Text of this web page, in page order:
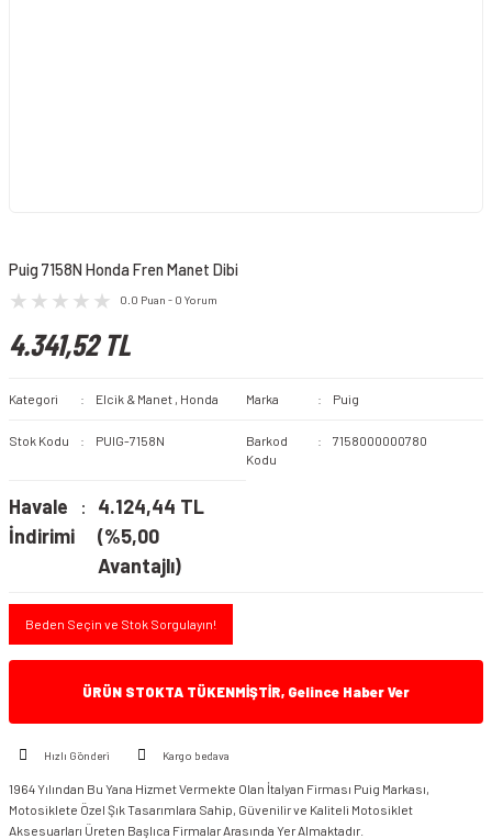
Puig 7158N Honda Fren Manet Dibi
0.0 Puan - 0 Yorum
4.341,52 TL
Kategori Elcik & Manet , Honda Marka Puig
Stok Kodu PUIG-7158N
Barkod
Kodu
7158000000780
Havale
İndirimi
4.124,44 TL
(%5,00
Avantajlı)
Beden Seçin ve Stok Sorgulayın!
ÜRÜN STOKTA TÜKENMİŞTİR, Gelince Haber Ver
Hızlı Gönderi Kargo bedava
1964 Yılından Bu Yana Hizmet Vermekte Olan İtalyan Firması Puig Markası,
Motosiklete Özel Şık Tasarımlara Sahip, Güvenilir ve Kaliteli Motosiklet
Aksesuarları Üreten Başlıca Firmalar Arasında Yer Almaktadır.